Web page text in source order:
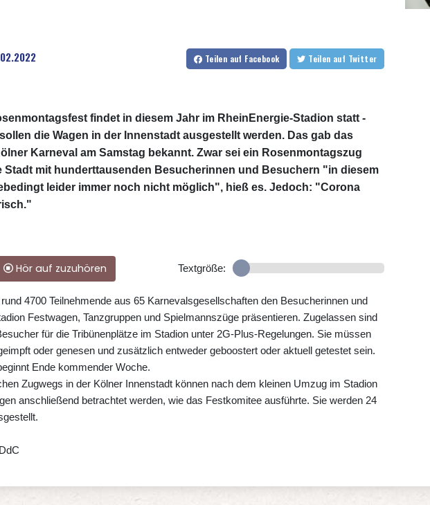
Teilen auf Facebook Teilen auf Twitter
findet in diesem Jahr im RheinEnergie-Stadion statt -
die Wagen in der Innenstadt ausgestellt werden. Das gab das
Karneval am Samstag bekannt. Zwar sei ein Rosenmontagszug
Stadt mit hunderttausenden Besucherinnen und Besuchern "in diesem
leider immer noch nicht möglich", hieß es. Jedoch: "Corona
Hör auf zuzuhören Textgröße:
4700 Teilnehmende aus 65 Karnevalsgesellschaften den Besucherinnen und
Festwagen, Tanzgruppen und Spielmannszüge präsentieren. Zugelassen sind
für die Tribünenplätze im Stadion unter 2G-Plus-Regelungen. Sie müssen
oder genesen und zusätzlich entweder geboostert oder aktuell getestet sein.
Ende kommender Woche.
Zugwegs in der Kölner Innenstadt können nach dem kleinen Umzug im Stadion
anschließend betrachtet werden, wie das Festkomitee ausführte. Sie werden 24